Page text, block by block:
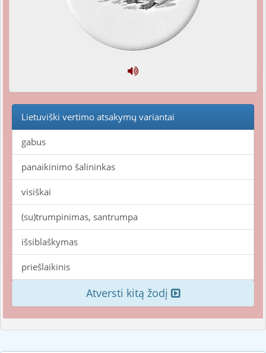
Lietuviški vertimo atsakymų variantai
gabus
panaikinimo šalininkas
visiškai
(su)trumpinimas, santrumpa
išsiblaškymas
priešlaikinis
Atversti kitą žodį